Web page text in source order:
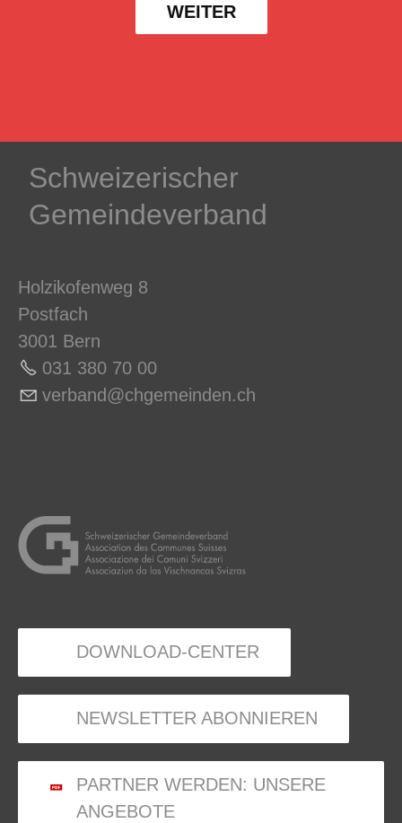
WEITER
Schweizerischer
Gemeindeverband
Holzikofenweg 8
Postfach
3001 Bern
031 380 70 00
v rb nd chg m nd n ch
DOWNLOAD-CENTER
NEWSLETTER ABONNIEREN
PARTNER WERDEN: UNSERE
ANGEBOTE